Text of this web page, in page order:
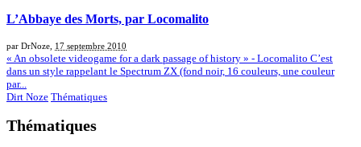
L’Abbaye des Morts, par Locomalito
par DrNoze, 17 septembre 2010
« An obsolete videogame for a dark passage of history » - Locomalito C’est
dans un style rappelant le Spectrum ZX (fond noir, 16 couleurs, une couleur
par...
Dirt Noze Thématiques
Thématiques